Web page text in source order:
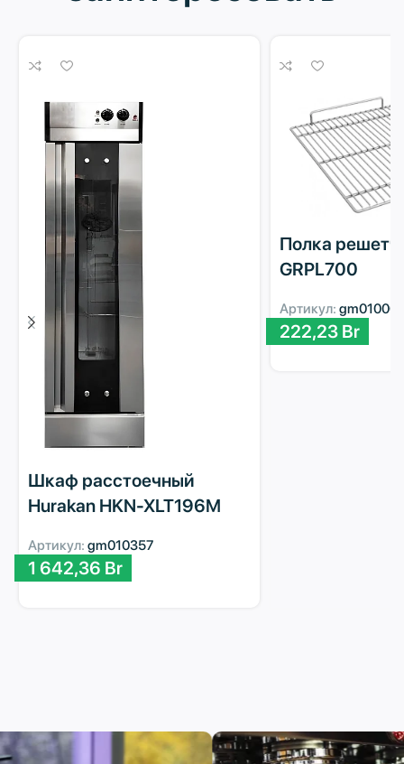
Шкаф расстоечный
Hurakan HKN-XLT196M
Артикул: gm010357
1 642,36 Br
Полка
GRPL700
Артикул:
222,23 Br